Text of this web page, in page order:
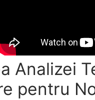
Analizei
pentru